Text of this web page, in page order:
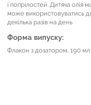
і попрілостей. Дитяча
може використовуватись
декілька разів на день
Форма випуску:
Флакон з дозатором, 190 мл